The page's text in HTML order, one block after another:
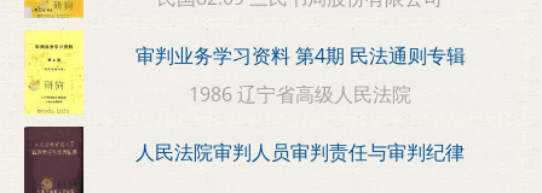
审判业务学习资料 第4期 民法通则专辑
1986 辽宁省高级人民法院
人民法院审判人员审判责任与审判纪律